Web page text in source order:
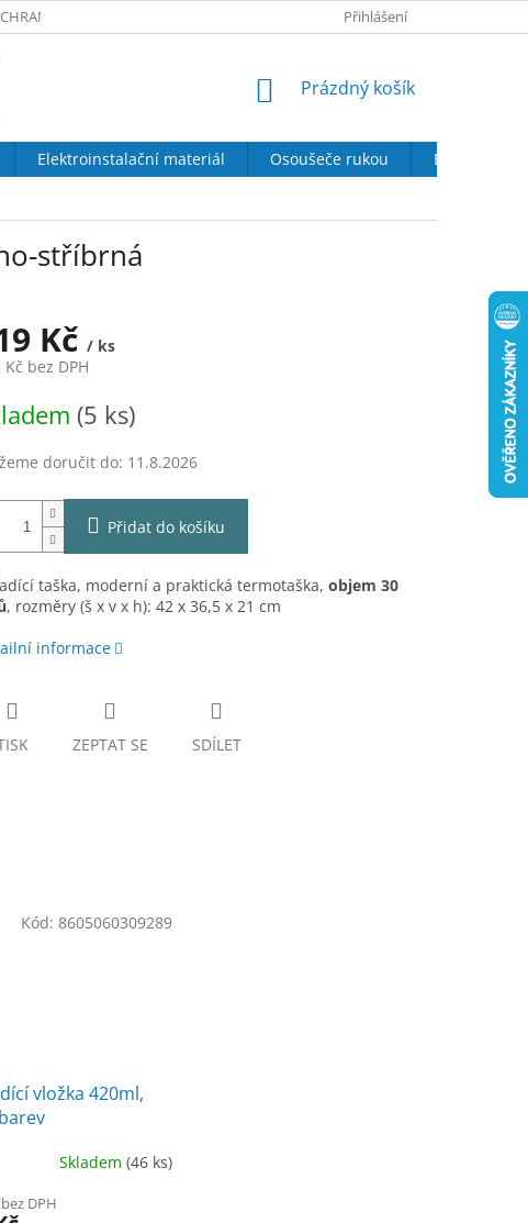
OSOBNÍCH ÚDAJŮ SOUBORY COOKIES DOPRAVA A PLATBA
Přihlášení
NÁKUPNÍ
Prázdný košík
Elektroinstalační materiál Osoušeče rukou
Elektrické
stříbrná
Kč / ks
Kč bez DPH
(5 ks)
doručit do: 11.8.2026
Přidat do košíku
taška, moderní a praktická termotaška, objem 30
, rozměry (š x v x h): 42 x 36,5 x 21 cm
informace
ZEPTAT SE SDÍLET
vložka 420ml,
Skladem(46 ks)
DPH
Kód:8605060309289